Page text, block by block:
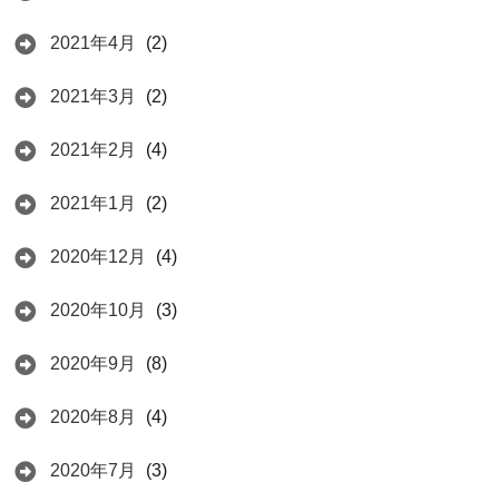
2021年4月 (2)
2021年3月 (2)
2021年2月 (4)
2021年1月 (2)
2020年12月 (4)
2020年10月 (3)
2020年9月 (8)
2020年8月 (4)
2020年7月 (3)